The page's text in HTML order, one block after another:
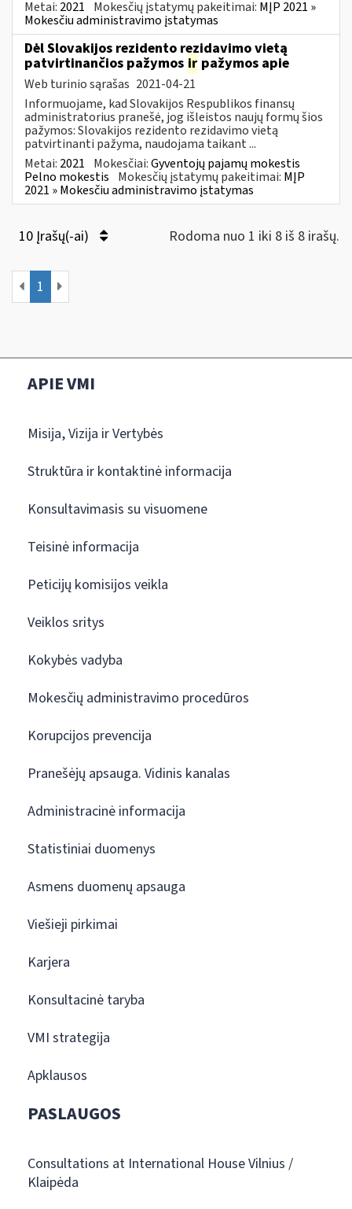
Metai: 2021 Mokesčių įstatymų pakeitimai: MĮP 2021 »
Mokesčiu administravimo įstatymas
Dėl Slovakijos rezidento rezidavimo vietą
patvirtinančios pažymos ir pažymos apie
Web turinio sąrašas 2021-04-21
Informuojame, kad Slovakijos Respublikos finansų
administratorius pranešė, jog išleistos naujų formų šios
pažymos: Slovakijos rezidento rezidavimo vietą
patvirtinanti pažyma, naudojama taikant ...
Metai: 2021 Mokesčiai:Gyventojų pajamų mokestis
Pelno mokestis Mokesčių įstatymų pakeitimai: MĮP
2021 » Mokesčiu administravimo įstatymas
10 Įrašų(-ai) Rodoma nuo 1 iki 8 iš 8 irašų.
1
APIE VMI
Misija, Vizija ir Vertybės
Struktūra ir kontaktinė informacija
Konsultavimasis su visuomene
Teisinė informacija
Peticijų komisijos veikla
Veiklos sritys
Kokybės vadyba
Mokesčių administravimo procedūros
Korupcijos prevencija
Pranešėjų apsauga. Vidinis kanalas
Administracinė informacija
Statistiniai duomenys
Asmens duomenų apsauga
Viešieji pirkimai
Karjera
Konsultacinė taryba
VMI strategija
Apklausos
PASLAUGOS
Consultations at International House Vilnius /
Klaipėda